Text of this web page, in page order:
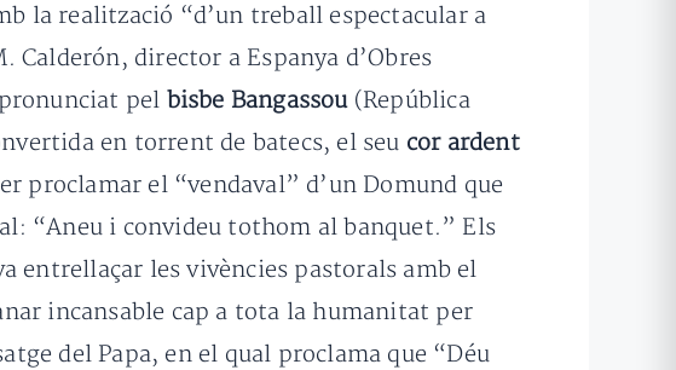
la realització “d’un treball espectacular a
Calderón, director a Espanya d’Obres
pel bisbe Bangassou (República
en torrent de batecs, el seu cor ardent
proclamar el “vendaval” d’un Domund que
“Aneu i convideu tothom al banquet.” Els
entrellaçar les vivències pastorals amb el
incansable cap a tota la humanitat per
del Papa, en el qual proclama que “Déu